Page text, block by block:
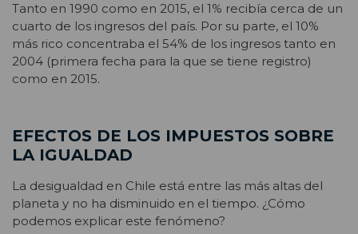
Tanto en 1990 como en 2015, el 1% recibía cerca de un
cuarto de los ingresos del país. Por su parte, el 10%
más rico concentraba el 54% de los ingresos tanto en
2004 (primera fecha para la que se tiene registro)
como en 2015.
EFECTOS DE LOS IMPUESTOS SOBRE
LA IGUALDAD
La desigualdad en Chile está entre las más altas del
planeta y no ha disminuido en el tiempo. ¿Cómo
podemos explicar este fenómeno?